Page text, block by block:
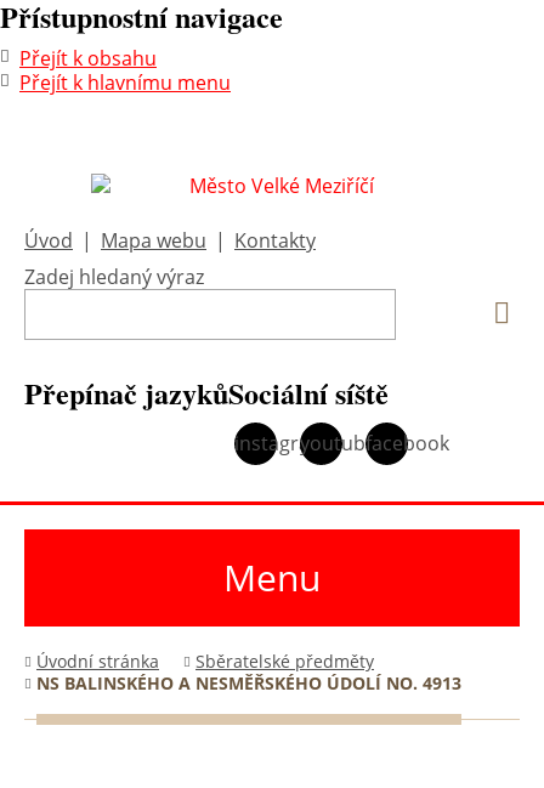
Přístupnostní navigace
Přejít k obsahu
Přejít k hlavnímu menu
Úvod | Mapa webu | Kontakty
Zadej hledaný výraz
Přepínač jazykůSociální síště
instagramyoutubefacebook
Menu
Úvodní stránka
Sběratelské předměty
NS BALINSKÉHO A NESMĚŘSKÉHO ÚDOLÍ NO. 4913